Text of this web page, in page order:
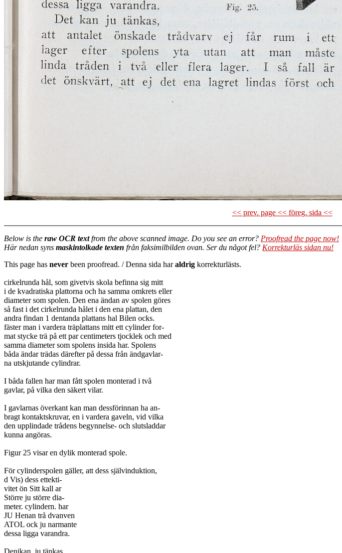
<< prev. page << föreg. sida <<
Below is the raw OCR textfrom the above scanned image. Do you see an error? Proofread the page now!
Här nedan syns maskintolkade texten från faksimilbilden ovan. Ser du något fel? Korrekturläs sidan nu!
This page has never been proofread. / Denna sida haraldrig korrekturlästs.
cirkelrunda hål, som givetvis skola befinna sig mitt
i de kvadratiska plattorna och ha samma omkrets eller
diameter som spolen. Den ena ändan av spolen göres
så fast i det cirkelrunda hålet i den ena plattan, den
andra findan 1 dentanda plattans hal Bilen ocks.
fäster man i vardera träplattans mitt ett cylinder for-
mat stycke trä på ett par centimeters tjocklek och med
samma diameter som spolens insida har. Spolens
båda ändar trädas därefter på dessa från ändgavlar-
na utskjutande cylindrar.
I båda fallen har man fått spolen monterad i två
gavlar, på vilka den säkert vilar.
I gavlarnas överkant kan man dessförinnan ha an-
bragt kontaktskruvar, en i vardera gaveln, vid vilka
den upplindade trådens begynnelse- och slutsladdar
kunna angöras.
Figur 25 visar en dylik monterad spole.
För cylinderspolen gäller, att dess självinduktion,
d Vis) dess ettekti-
vitet ön Sitt kall ar
Större ju större dia-
meter. cylindern. har
JU Henan trå dvanven
ATOL ock ju narmante
dessa ligga varandra.
Denikan. ju tänkas,